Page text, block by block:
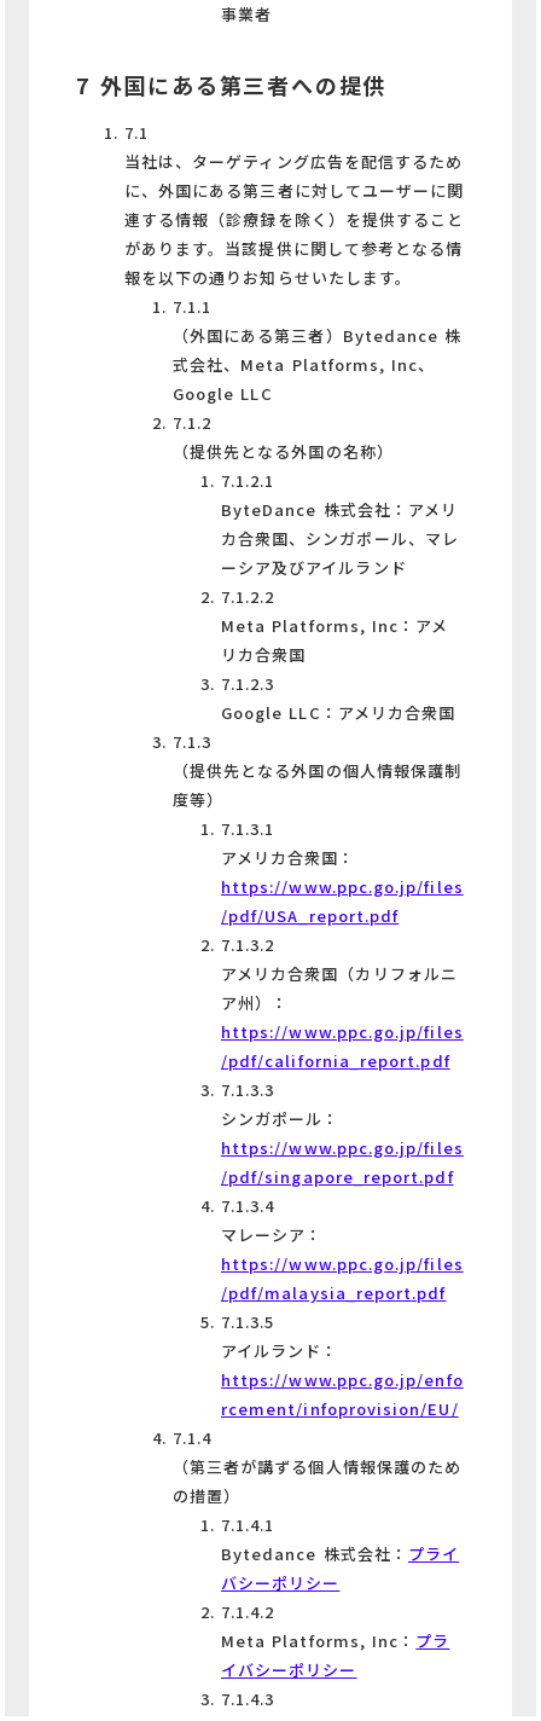
事業者
7 外国にある第三者への提供
7.1
当社は、ターゲティング広告を配信するため
に、外国にある第三者に対してユーザーに関
連する情報（診療録を除く）を提供すること
があります。当該提供に関して参考となる情
報を以下の通りお知らせいたします。
7.1.1
（外国にある第三者）Bytedance 株
式会社、Meta Platforms, Inc、
Google LLC
7.1.2
（提供先となる外国の名称）
7.1.2.1
ByteDance 株式会社：アメリ
カ合衆国、シンガポール、マレ
ーシア及びアイルランド
7.1.2.2
Meta Platforms, Inc：アメ
リカ合衆国
7.1.2.3
Google LLC：アメリカ合衆国
7.1.3
（提供先となる外国の個人情報保護制
度等）
7.1.3.1
アメリカ合衆国：
https://www.ppc.go.jp/files
/pdf/USA_report.pdf
7.1.3.2
アメリカ合衆国（カリフォルニ
ア州）：
https://www.ppc.go.jp/files
/pdf/california_report.pdf
7.1.3.3
シンガポール：
https://www.ppc.go.jp/files
/pdf/singapore_report.pdf
7.1.3.4
マレーシア：
https://www.ppc.go.jp/files
/pdf/malaysia_report.pdf
7.1.3.5
アイルランド：
https://www.ppc.go.jp/enfo
rcement/infoprovision/EU/
7.1.4
（第三者が講ずる個人情報保護のため
の措置）
7.1.4.1
Bytedance 株式会社： プライ
バシーポリシー
7.1.4.2
Meta Platforms, Inc： プラ
イバシーポリシー
7.1.4.3